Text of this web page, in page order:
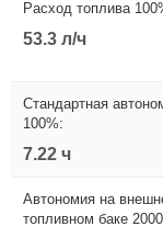
Расход топлива
53.3 л/ч
Стандартная
100%:
7.22 ч
Автономия на
топливном баке